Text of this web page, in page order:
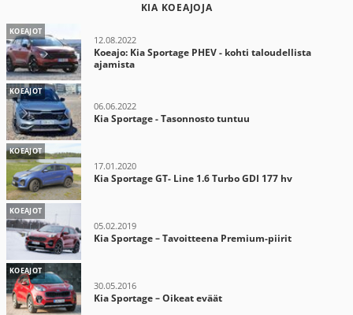
KIA KOEAJOJA
KOEAJOT
12.08.2022
Koeajo: Kia Sportage PHEV - kohti taloudellista
ajamista
KOEAJOT
06.06.2022
Kia Sportage - Tasonnosto tuntuu
KOEAJOT
17.01.2020
Kia Sportage GT- Line 1.6 Turbo GDI 177 hv
KOEAJOT
05.02.2019
Kia Sportage – Tavoitteena Premium-piirit
KOEAJOT
30.05.2016
Kia Sportage – Oikeat eväät